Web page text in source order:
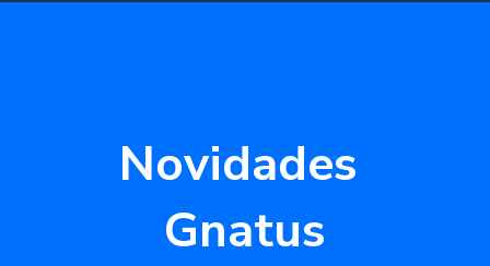
Novidades
Gnatus